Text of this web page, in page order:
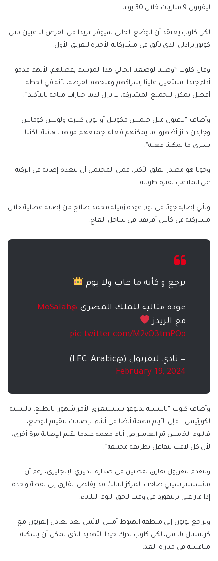
ليفربول 9 مباريات خلال 30 يوما.
لكن كلوب يعتقد أن الوضع الحالي سيوفر مزيدا من الفرص للاعبين مثل
كونور برادلي الذي تألق في مشاركاته الأخيرة للفريق الأول.
وقال كلوب “وصلنا لوضعنا الحالي هذا الموسم بفضلهم، لأنهم قدموا
أداء جيدا. سيتعين علينا إشراكهم ومنحهم الفرصة، لأنه في لحظة
أفضل يمكن للجميع المشاركة، لا تزال لدينا خيارات متاحة بالتأكيد”.
وأضاف “لاعبون مثل جيمس مكونيل أو بوبي كلارك ولويس كوماس
وجايدن دانز أظهروا ما يمكنهم فعله. جميعهم مواهب هائلة، لكننا
سنرى ما يمكننا فعله”.
وجوتا هو مصدر القلق الأكبر، فمن المحتمل أن تبعده إصابة في الركبة
عن الملاعب لفترة طويلة.
وتأتي إصابة جوتا في يوم عودة زميله محمد صلاح من إصابة عضلية خلال
مشاركته في كأس أفريقيا في ساحل العاج.
يرجع و كأنه ما غاب ولا يوم
عودة مثالية للملك المصري @MoSalah
مع الريدز
pic.twitter.com/M2vO3tmPOp
— نادي ليفربول (@LFC_Arabic)
February 19, 2024
وأضاف كلوب “بالنسبة لديوغو سيستغرق الأمر شهورا بالطبع، بالنسبة
لكورتيس… فإن الأيام مهمة أيضا في أثناء الإصابات لتقييم الوضع،
فاليوم الخامس ثم العاشر هي أيام مهمة عندما تقيم الإصابة مرة أخرى،
لأن كل لاعب يتفاعل بطريقة مختلفة”.
ويتقدم ليفربول بفارق نقطتين في صدارة الدوري الإنجليزي، رغم أن
مانشستر سيتي صاحب المركز الثالث قد يقلص الفارق إلى نقطة واحدة
إذا فاز على برنتفورد في وقت لاحق اليوم الثلاثاء.
وتراجع لوتون إلى منطقة الهبوط أمس الاثنين بعد تعادل إيفرتون مع
كريستال بالاس، لكن كلوب يدرك جيدا التهديد الذي يمكن أن يشكله
منافسه في مباراة الغد.